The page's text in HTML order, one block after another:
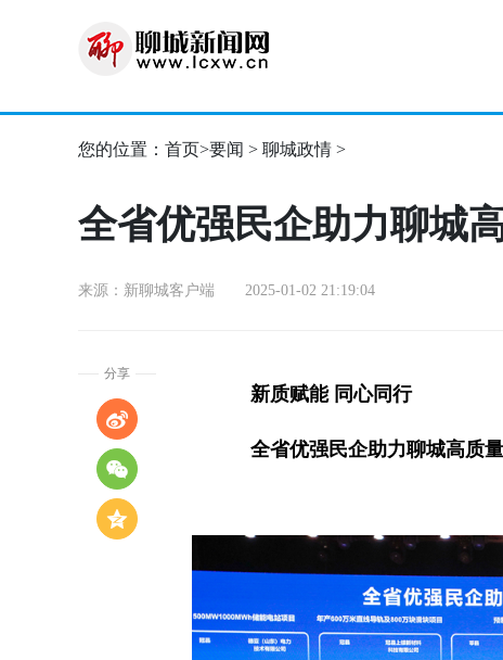
您的位置： 首页>要闻 > 聊城政情 >
全省优强民企助力聊城
来源：新聊城客户端 2025-01-02 21:19:04
分享
新质赋能 同心同行
全省优强民企助力聊城高质